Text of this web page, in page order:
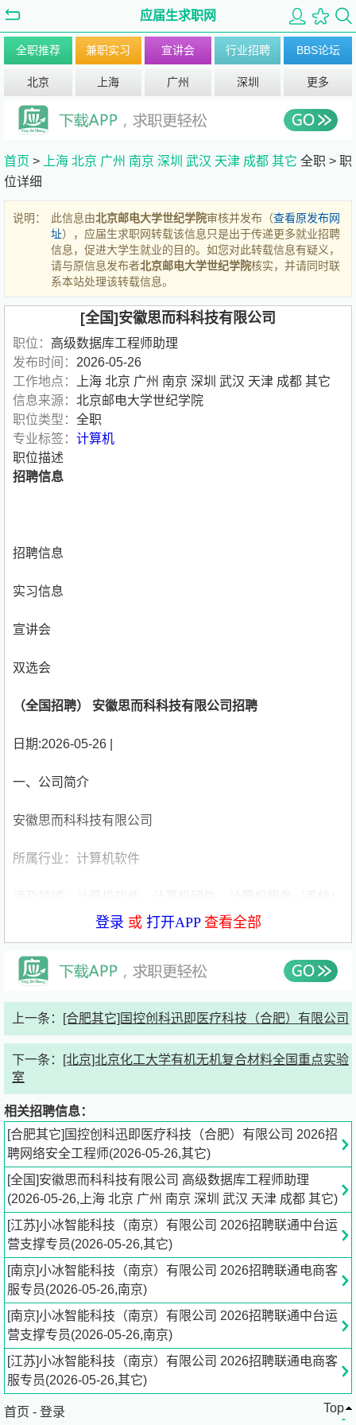
应届生求职网
全职推荐 兼职实习 宣讲会 行业招聘 BBS论坛
北京 上海 广州 深圳 更多
首页 > 上海 北京 广州 南京 深圳 武汉 天津 成都 其它 全职 > 职
位详细
说明： 此信息由北京邮电大学世纪学院审核并发布（查看原发布网
址），应届生求职网转载该信息只是出于传递更多就业招聘
信息，促进大学生就业的目的。如您对此转载信息有疑义，
请与原信息发布者北京邮电大学世纪学院核实，并请同时联
系本站处理该转载信息。
[全国]安徽思而科科技有限公司
职位： 高级数据库工程师助理
发布时间： 2026-05-26
工作地点：
上海 北京 广州 南京 深圳 武汉 天津 成都 其它
信息来源： 北京邮电大学世纪学院
职位类型： 全职
专业标签： 计算机
职位描述
招聘信息
招聘信息
实习信息
宣讲会
双选会
（全国招聘） 安徽思而科科技有限公司招聘
日期:2026-05-26 |
一、公司简介
安徽思而科科技有限公司
所属行业：计算机软件
数据/维护/安全），互联网/电子商务，通信技术开发及应
成电路，批发/零售，其他
所在地址：安徽省合肥市长丰县双凤工业区梅冲支路北城世
纪城冠徽苑12幢901室
二、职位详情
招聘高级数据库工程师助理
[全职]——安徽思而科科技有限公司招聘招聘高级数据库工
程师助理
4k-8k
本科及以上
招聘 8人
计算机相关专业
全国
登录 或 打开APP查看全部
上一条： [合肥其它]国控创科迅即医疗科技（合肥）有限公司
下一条：
[北京]北京化工大学有机无机复合材料全国重点实验
室
相关招聘信息：
[合肥其它]国控创科迅即医疗科技（合肥）有限公司 2026招
聘网络安全工程师(2026-05-26,其它)
[全国]安徽思而科科技有限公司 高级数据库工程师助理
(2026-05-26,上海 北京 广州 南京 深圳 武汉 天津 成都 其它)
[江苏]小冰智能科技（南京）有限公司 2026招聘联通中台运
营支撑专员(2026-05-26,其它)
[南京]小冰智能科技（南京）有限公司 2026招聘联通电商客
服专员(2026-05-26,南京)
[南京]小冰智能科技（南京）有限公司 2026招聘联通中台运
营支撑专员(2026-05-26,南京)
[江苏]小冰智能科技（南京）有限公司 2026招聘联通电商客
服专员(2026-05-26,其它)
首页 - 登录 Top